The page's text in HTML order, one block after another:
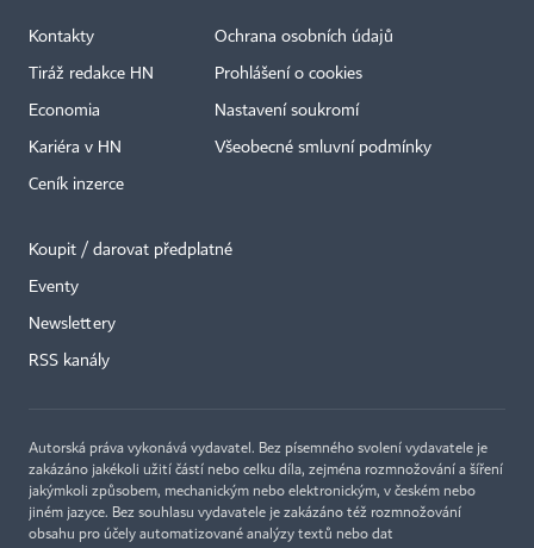
Kontakty
Tiráž redakce HN
Economia
Kariéra v HN
Ceník inzerce
Ochrana osobních údajů
Prohlášení o cookies
Nastavení soukromí
Všeobecné smluvní podmínky
Koupit / darovat předplatné
Eventy
Newslettery
RSS kanály
Autorská práva vykonává vydavatel. Bez písemného svolení vydavatele je
zakázáno jakékoli užití částí nebo celku díla, zejména rozmnožování a šíření
jakýmkoli způsobem, mechanickým nebo elektronickým, v českém nebo
jiném jazyce. Bez souhlasu vydavatele je zakázáno též rozmnožování
obsahu pro účely automatizované analýzy textů nebo dat